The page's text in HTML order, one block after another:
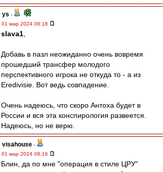
ys -
01 мар 2024 08:18
slava1
Добавь в пазл неожиданно очень вовремя
прошедший трансфер молодого
перспективного игрока не откуда то - а из
Eredivisie. Вот ведь совпадение.
Очень надеюсь, что скоро Антоха будет в
России и вся эта конспирология развеется.
Надеюсь, но не верю.
visahouse -
01 мар 2024 08:16
Блин, да по мне "операция в стиле ЦРУ"